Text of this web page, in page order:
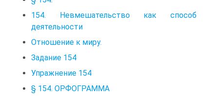
154. Невмешательство как способ
деятельности
Отношение к миру.
Задание 154
Упражнение 154
§ 154. ОРФОГРАММА